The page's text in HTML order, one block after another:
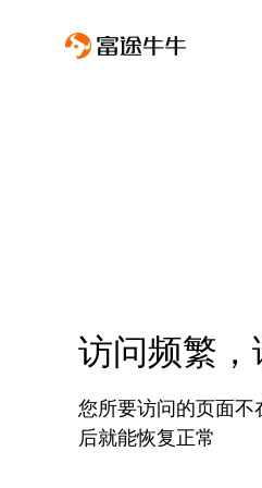
访问频繁
您所要访问的页面
后就能恢复正常